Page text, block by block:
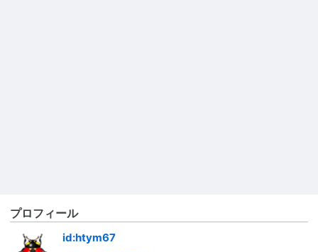
プロフィール
id:htym67